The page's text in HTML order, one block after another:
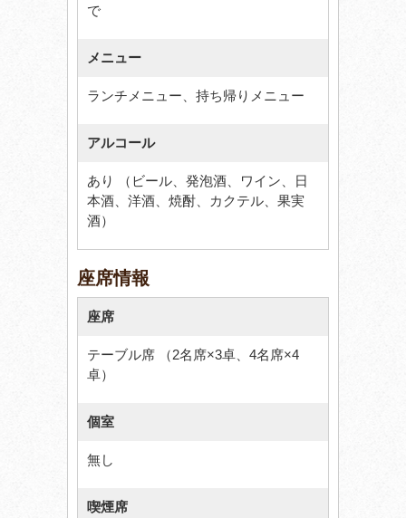
で
メニュー
ランチメニュー、持ち帰りメニュー
アルコール
あり （ビール、発泡酒、ワイン、日
本酒、洋酒、焼酎、カクテル、果実
酒）
座席情報
座席
テーブル席 （2名席×3卓、4名席×4
卓）
個室
無し
喫煙席